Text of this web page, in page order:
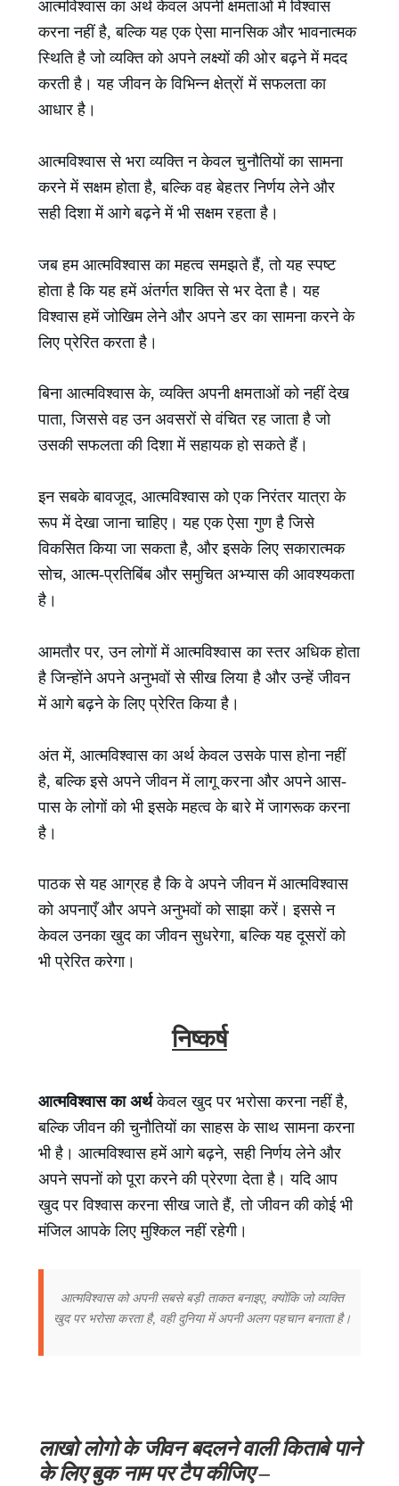
आत्मविश्वास का अर्थ केवल अपनी क्षमताओं में विश्वास
करना नहीं है, बल्कि यह एक ऐसा मानसिक और भावनात्मक
स्थिति है जो व्यक्ति को अपने लक्ष्यों की ओर बढ़ने में मदद
करती है। यह जीवन के विभिन्न क्षेत्रों में सफलता का
आधार है।
आत्मविश्वास से भरा व्यक्ति न केवल चुनौतियों का सामना
करने में सक्षम होता है, बल्कि वह बेहतर निर्णय लेने और
सही दिशा में आगे बढ़ने में भी सक्षम रहता है।
जब हम आत्मविश्वास का महत्व समझते हैं, तो यह स्पष्ट
होता है कि यह हमें अंतर्गत शक्ति से भर देता है। यह
विश्वास हमें जोखिम लेने और अपने डर का सामना करने के
लिए प्रेरित करता है।
बिना आत्मविश्वास के, व्यक्ति अपनी क्षमताओं को नहीं देख
पाता, जिससे वह उन अवसरों से वंचित रह जाता है जो
उसकी सफलता की दिशा में सहायक हो सकते हैं।
इन सबके बावजूद, आत्मविश्वास को एक निरंतर यात्रा के
रूप में देखा जाना चाहिए। यह एक ऐसा गुण है जिसे
विकसित किया जा सकता है, और इसके लिए सकारात्मक
सोच, आत्म-प्रतिबिंब और समुचित अभ्यास की आवश्यकता
है।
आमतौर पर, उन लोगों में आत्मविश्वास का स्तर अधिक होता
है जिन्होंने अपने अनुभवों से सीख लिया है और उन्हें जीवन
में आगे बढ़ने के लिए प्रेरित किया है।
अंत में, आत्मविश्वास का अर्थ केवल उसके पास होना नहीं
है, बल्कि इसे अपने जीवन में लागू करना और अपने आस-
पास के लोगों को भी इसके महत्व के बारे में जागरूक करना
है।
पाठक से यह आग्रह है कि वे अपने जीवन में आत्मविश्वास
को अपनाएँ और अपने अनुभवों को साझा करें। इससे न
केवल उनका खुद का जीवन सुधरेगा, बल्कि यह दूसरों को
भी प्रेरित करेगा।
निष्कर्ष
आत्मविश्वास का अर्थकेवल खुद पर भरोसा करना नहीं है,
बल्कि जीवन की चुनौतियों का साहस के साथ सामना करना
भी है। आत्मविश्वास हमें आगे बढ़ने, सही निर्णय लेने और
अपने सपनों को पूरा करने की प्रेरणा देता है। यदि आप
खुद पर विश्वास करना सीख जाते हैं, तो जीवन की कोई भी
मंजिल आपके लिए मुश्किल नहीं रहेगी।
आत्मविश्वास को अपनी सबसे बड़ी ताकत बनाइए, क्योंकि जो व्यक्ति
खुद पर भरोसा करता है, वही दुनिया में अपनी अलग पहचान बनाता है।
लाखो लोगो के जीवन बदलने वाली किताबे पाने
के लिए बुक नाम पर टैप कीजिए –